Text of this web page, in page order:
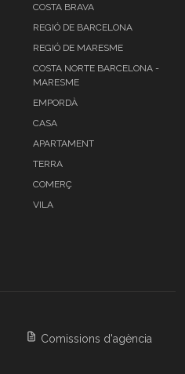
COSTA BRAVA
REGIÓ DE BARCELONA
REGIÓ DE MARESME
COSTA NORTE BARCELONA -
MARESME
EMPORDÀ
CASA
APARTAMENT
TERRA
COMERÇ
VILA
Comissions d'agència